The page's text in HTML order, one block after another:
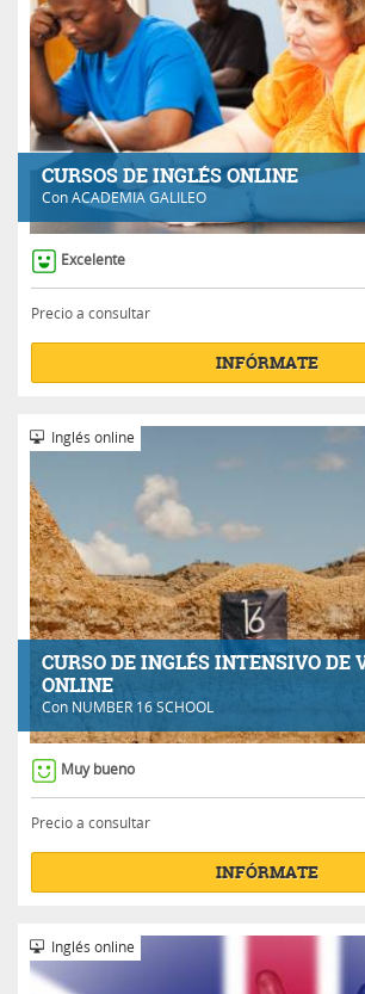
CURSOS DE INGLÉS ONLINE
ConACADEMIA GALILEO
Excelente
Precio a consultar
INFÓRMATE
CURSO DE INGLÉS INTENSIVO DE
ONLINE
Con NUMBER 16 SCHOOL
Inglés online
Muy bueno
Precio a consultar
INFÓRMATE
Inglés online